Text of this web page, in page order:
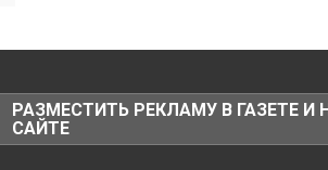
РАЗМЕСТИТЬ РЕКЛАМУ В ГАЗЕТЕ И
САЙТЕ